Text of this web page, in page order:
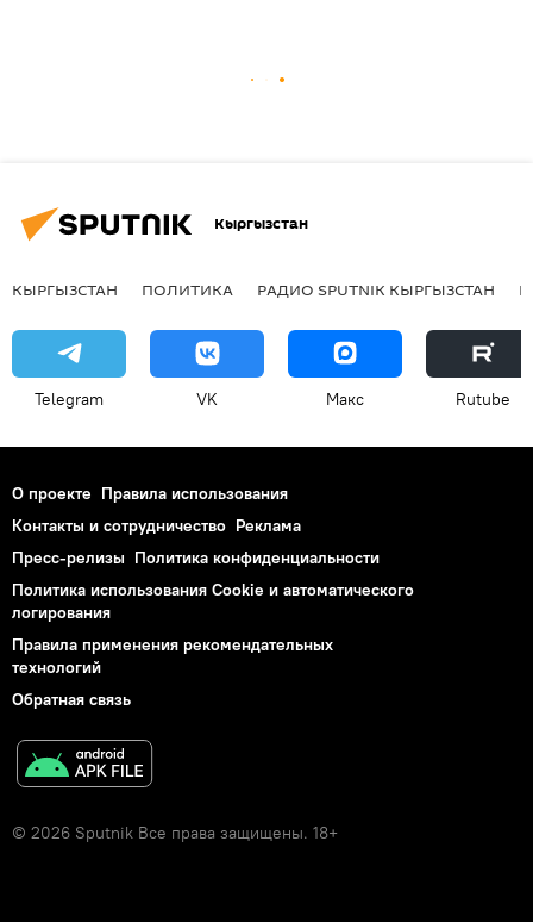
Кыргызстан
КЫРГЫЗСТАН ПОЛИТИКА РАДИО SPUTNIK КЫРГЫЗСТАН
Telegram VK Макс Rutube
О проекте Правила использования
Контакты и сотрудничество Реклама
Пресс-релизы Политика конфиденциальности
Политика использования Cookie и автоматического
логирования
Правила применения рекомендательных
технологий
Обратная связь
© 2026 Sputnik Все права защищены. 18+